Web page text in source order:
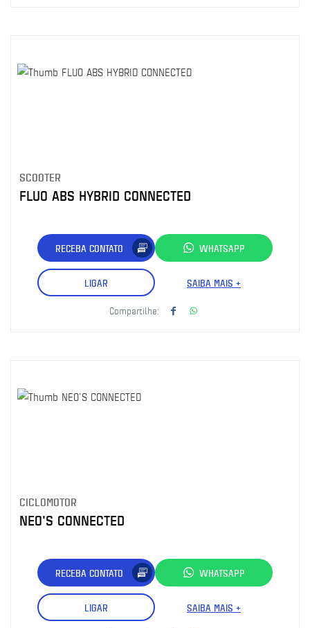
SCOOTER
FLUO ABS HYBRID CONNECTED
RECEBA CONTATO WHATSAPP
LIGAR SAIBA MAIS +
Compartilhe:
CICLOMOTOR
NEO'S CONNECTED
RECEBA CONTATO WHATSAPP
LIGAR SAIBA MAIS +